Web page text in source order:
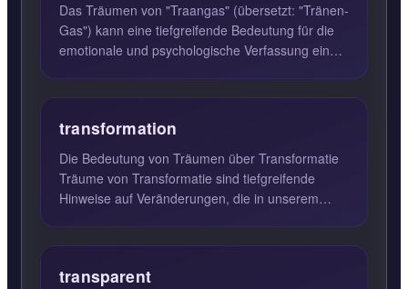
Das Träumen von "Traangas" (übersetzt: "Tränen-
Gas") kann eine tiefgreifende Bedeutung für die
emotionale und psychologische Verfassung eines
transformation
Die Bedeutung von Träumen über Transformatie
Träume von Transformatie sind tiefgreifende
Hinweise auf Veränderungen, die in unserem
transparent